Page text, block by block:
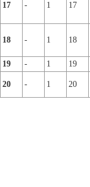
17 - 1 17
18 - 1 18
19 - 1 19
20 - 1 20